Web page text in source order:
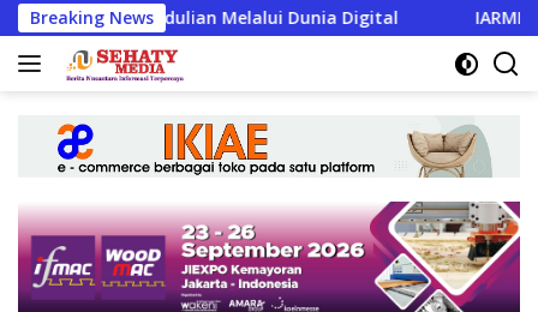
Skip
to
content
Breaking News
Kepedulian Melalui Dunia Digital IARMI Menata